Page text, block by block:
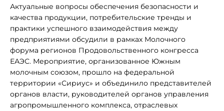
Актуальные вопросы обеспечения безопасности и
качества продукции, потребительские тренды и
практики успешного взаимодействия между
предприятиями обсудили в рамках Молочного
форума регионов Продовольственного конгресса
ЕАЭС. Мероприятие, организованное Южным
молочным союзом, прошло на федеральной
территории «Сириус» и объединило представителей
органов власти, руководителей органов управления
агропромышленного комплекса, отраслевых